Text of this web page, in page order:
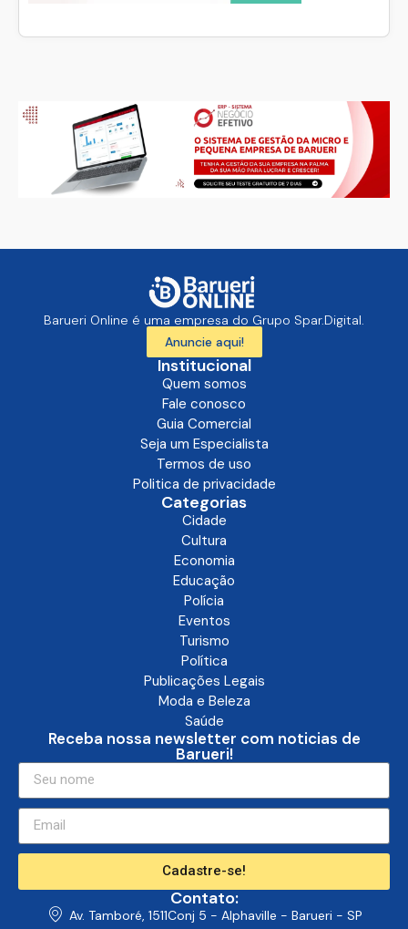
Barueri Online é uma empresa do Grupo Spar.Digital.
Anuncie aqui!
Institucional
Quem somos
Fale conosco
Guia Comercial
Seja um Especialista
Termos de uso
Politica de privacidade
Categorias
Cidade
Cultura
Economia
Educação
Polícia
Eventos
Turismo
Política
Publicações Legais
Moda e Beleza
Saúde
Receba nossa newsletter com noticias de
Barueri!
Cadastre-se!
Contato:
Av. Tamboré, 1511Conj 5 - Alphaville - Barueri - SP